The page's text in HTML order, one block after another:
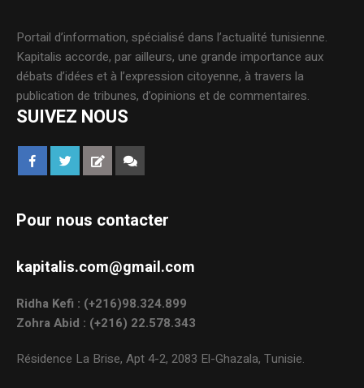
Portail d’information, spécialisé dans l’actualité tunisienne.
Kapitalis accorde, par ailleurs, une grande importance aux
débats d’idées et à l’expression citoyenne, à travers la
publication de tribunes, d’opinions et de commentaires.
SUIVEZ NOUS
Pour nous contacter
kapitalis.com@gmail.com
Ridha Kefi : (+216)98.324.899
Zohra Abid : (+216) 22.578.343
Résidence La Brise, Apt 4-2, 2083 El-Ghazala, Tunisie.